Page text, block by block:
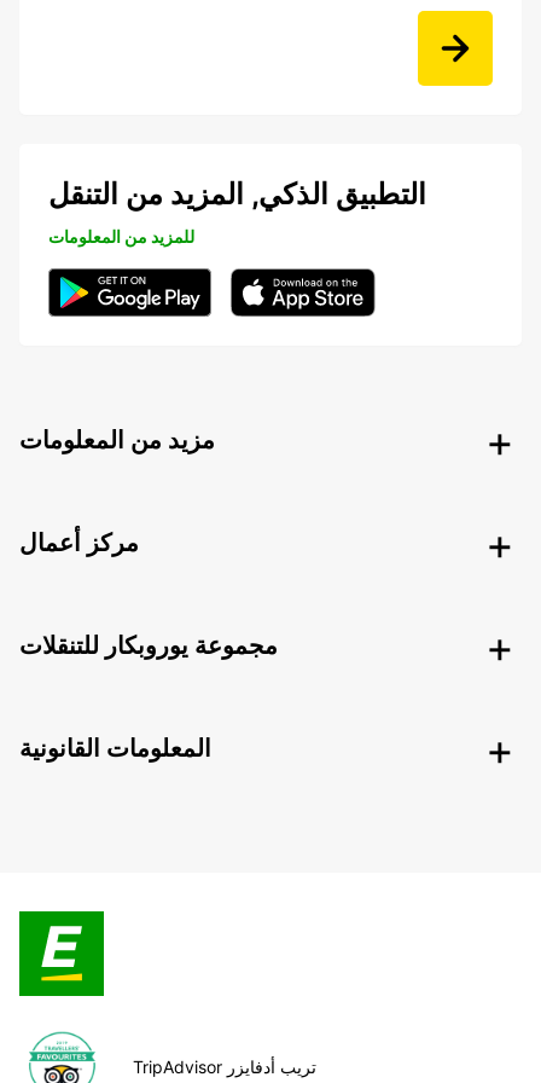
التطبيق الذكي, المزيد من التنقل
للمزيد من المعلومات
مزيد من المعلومات
مركز أعمال
مجموعة يوروبكار للتنقلات
المعلومات القانونية
TripAdvisor تريب أدفايزر